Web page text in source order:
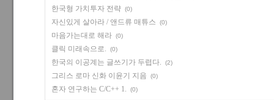
한국형 가치투자 전략 (0)
자신있게 살아라 / 앤드류 매튜스 (0)
마음가는대로 해라 (0)
클릭 미래속으로. (0)
한국의 이공계는 글쓰기가 두렵다. (2)
그리스 로마 신화 이윤기 지음 (0)
혼자 연구하는 C/C++ 1. (0)